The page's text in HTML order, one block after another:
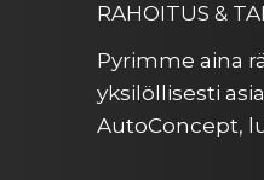
RAHOITUS &
Pyrimme aina
yksilöllisesti
AutoConcept,